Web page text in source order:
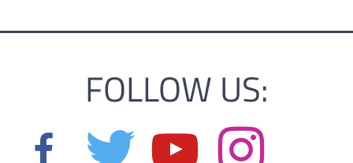
FOLLOW US: